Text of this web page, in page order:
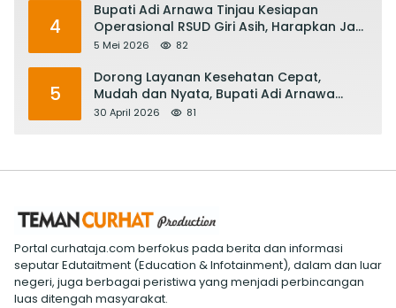
4
Bupati Adi Arnawa Tinjau Kesiapan
Operasional RSUD Giri Asih, Harapkan Jadi
RS Rujukan Terbaik
5 Mei 2026 82
5
Dorong Layanan Kesehatan Cepat,
Mudah dan Nyata, Bupati Adi Arnawa
Evaluasi ‘Mantap Nak Badung’
30 April 2026 81
Portal curhataja.com berfokus pada berita dan informasi
seputar Edutaitment (Education & Infotainment), dalam dan luar
negeri, juga berbagai peristiwa yang menjadi perbincangan
luas ditengah masyarakat.